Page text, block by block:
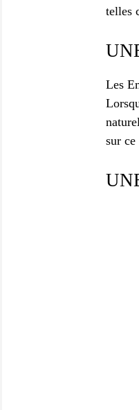
telles
Les
sur